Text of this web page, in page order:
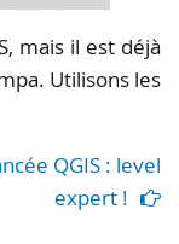
mais il est déjà
Utilisons les
QGIS : level
expert !